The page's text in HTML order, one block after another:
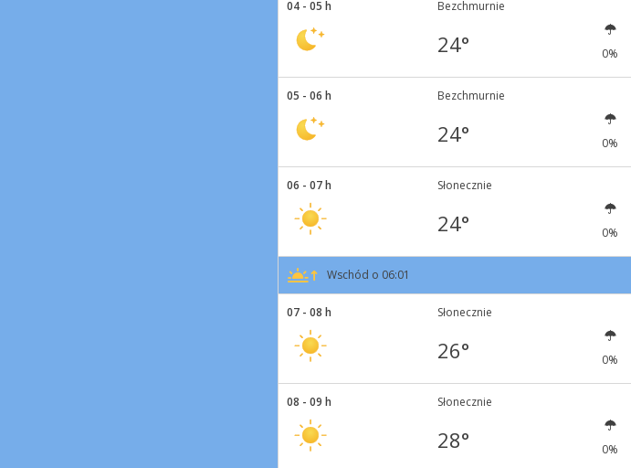
04 - 05 h Bezchmurnie
24° 0%
05 - 06 h Bezchmurnie
24° 0%
06 - 07 h Słonecznie
24° 0%
Wschód o 06:01
07 - 08 h Słonecznie
26° 0%
08 - 09 h Słonecznie
28° 0%